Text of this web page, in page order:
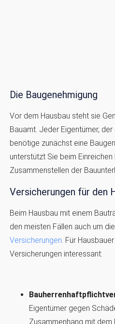
Die Baugenehmigung
Vor dem Hausbau steht sie
Bauamt. Jeder Eigentümer,
benötige zunächst eine
unterstützt Sie beim
Zusammenstellen der
Versicherungen für den
Beim Hausbau mit einem
den meisten Fällen auch um
Versicherungen. Für
Versicherungen interessant:
Eigentümer gegen
Zusammenhang mit dem